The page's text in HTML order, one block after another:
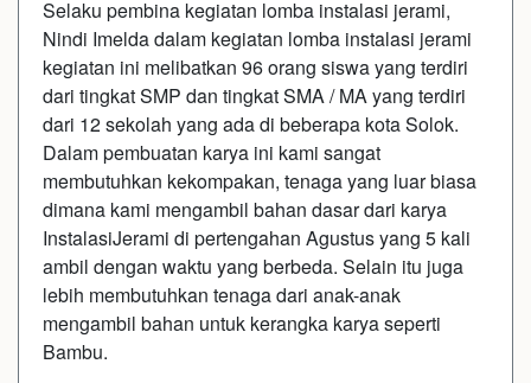
Selaku pembina kegiatan lomba instalasi jerami,
Nindi Imelda dalam kegiatan lomba instalasi jerami
kegiatan ini melibatkan 96 orang siswa yang terdiri
dari tingkat SMP dan tingkat SMA / MA yang terdiri
dari 12 sekolah yang ada di beberapa kota Solok.
Dalam pembuatan karya ini kami sangat
membutuhkan kekompakan, tenaga yang luar biasa
dimana kami mengambil bahan dasar dari karya
InstalasiJerami di pertengahan Agustus yang 5 kali
ambil dengan waktu yang berbeda. Selain itu juga
lebih membutuhkan tenaga dari anak-anak
mengambil bahan untuk kerangka karya seperti
Bambu.